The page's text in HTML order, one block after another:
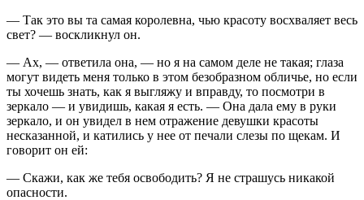
— Так это вы та самая королевна, чью красоту восхваляет весь
свет? — воскликнул он.
— Ах, — ответила она, — но я на самом деле не такая; глаза
могут видеть меня только в этом безобразном обличье, но если
ты хочешь знать, как я выгляжу и вправду, то посмотри в
зеркало — и увидишь, какая я есть. — Она дала ему в руки
зеркало, и он увидел в нем отражение девушки красоты
несказанной, и катились у нее от печали слезы по щекам. И
говорит он ей:
— Скажи, как же тебя освободить? Я не страшусь никакой
опасности.